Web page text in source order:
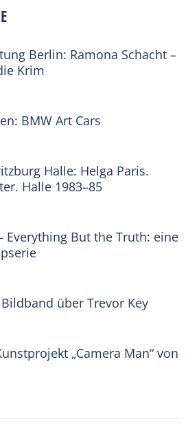
Berlin: Ramona Schacht –
Krim
BMW Art Cars
Halle: Helga Paris.
Halle 1983–85
Everything But the Truth: eine
über Trevor Key
„Camera Man“ von